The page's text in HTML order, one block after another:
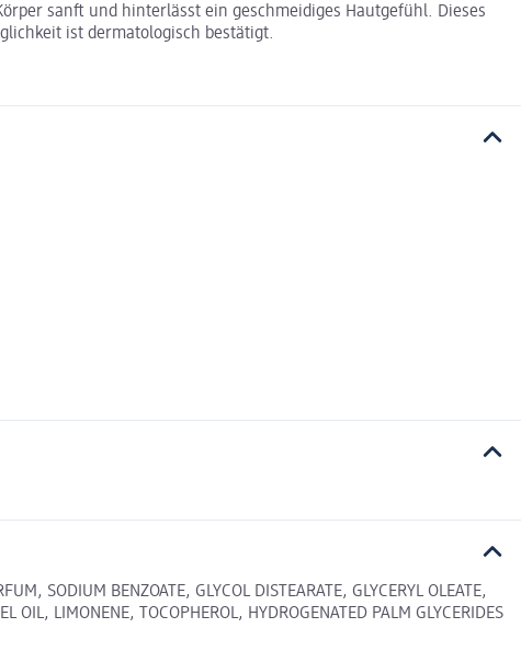
sanft und hinterlässt ein geschmeidiges Hautgefühl. Dieses
ist dermatologisch bestätigt.
SODIUM BENZOATE, GLYCOL DISTEARATE, GLYCERYL OLEATE,
OIL, LIMONENE, TOCOPHEROL, HYDROGENATED PALM GLYCERIDES